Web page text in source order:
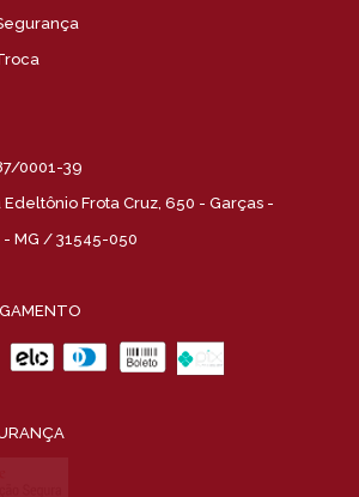
0001-39
Frota Cruz, 650 - Garças -
MG / 31545-050